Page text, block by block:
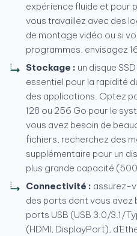
expérience fluide et pour
vous travaillez avec des
de montage vidéo ou si
programmes, envisagez
Stockage : un disque
essentiel pour la rapidité
des applications. Optez
128 ou 256 Go pour le
vous avez besoin de
fichiers, recherchez des
supplémentaire pour un
plus grande capacité (500
Connectivité : assurez-
des ports dont vous avez
ports USB (USB 3.0/3.1/
(HDMI, DisplayPort),